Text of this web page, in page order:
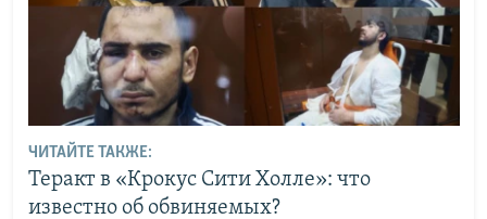
ЧИТАЙТЕ ТАКЖЕ:
Теракт в «Крокус Сити Холле»: что
известно об обвиняемых?